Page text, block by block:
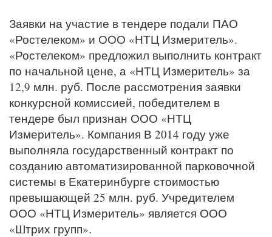
Заявки на участие в тендере подали ПАО
«Ростелеком» и ООО «НТЦ Измеритель».
«Ростелеком» предложил выполнить контракт
по начальной цене, а «НТЦ Измеритель» за
12,9 млн. руб. После рассмотрения заявки
конкурсной комиссией, победителем в
тендере был признан ООО «НТЦ
Измеритель». Компания В 2014 году уже
выполняла государственный контракт по
созданию автоматизированной парковочной
системы в Екатеринбурге стоимостью
превышающей 25 млн. руб. Учредителем
ООО «НТЦ Измеритель» является ООО
«Штрих групп».